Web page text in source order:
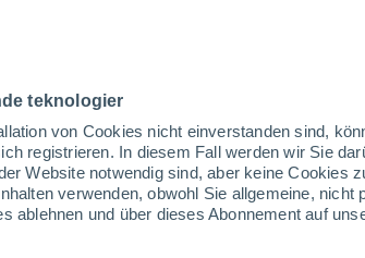
teknologier
von Cookies nicht einverstanden sind,
registrieren. In diesem Fall werden wir Sie
Website notwendig sind, aber keine Cookies
verwenden, obwohl Sie allgemeine,
ablehnen und über dieses Abonnement auf
Stuttgart
Ulm
Reutlingen
im Breisgau
Karlsruhe